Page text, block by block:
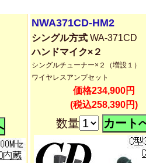
NWA371CD-HM2
シングル方式 WA-371CD
ハンドマイク×２
シングルチューナー×２（増設１）
ワイヤレスアンプセット
価格234,900円
(税込258,390円)
数量